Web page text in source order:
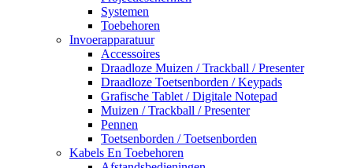
Systemen
Toebehoren
Invoerapparatuur
Accessoires
Draadloze Muizen / Trackball / Presenter
Draadloze Toetsenborden / Keypads
Grafische Tablet / Digitale Notepad
Muizen / Trackball / Presenter
Pennen
Toetsenborden / Toetsenborden
Kabels En Toebehoren